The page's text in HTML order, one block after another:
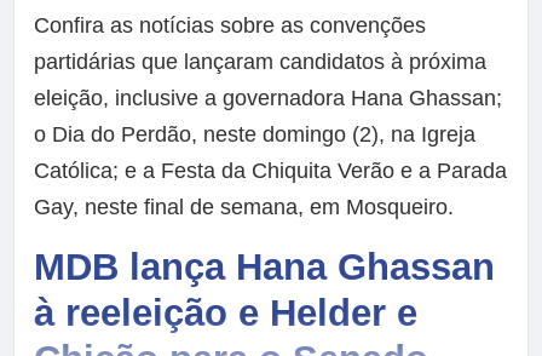
Confira as notícias sobre as convenções
partidárias que lançaram candidatos à próxima
eleição, inclusive a governadora Hana Ghassan;
o Dia do Perdão, neste domingo (2), na Igreja
Católica; e a Festa da Chiquita Verão e a Parada
Gay, neste final de semana, em Mosqueiro.
MDB lança Hana Ghassan
à reeleição e Helder e